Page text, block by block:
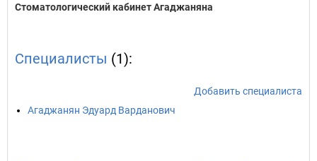
Стоматологический кабинет Агаджаняна
Специалисты (1):
Добавить специалиста
Агаджанян Эдуард Варданович